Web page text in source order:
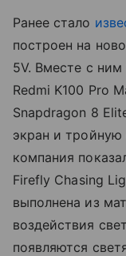
Ранее стало
построен на
5V. Вместе с ним
Redmi K100 Pro
Snapdragon 8
экран и
компания
Firefly Chasing
выполнена из
воздействия
появляются